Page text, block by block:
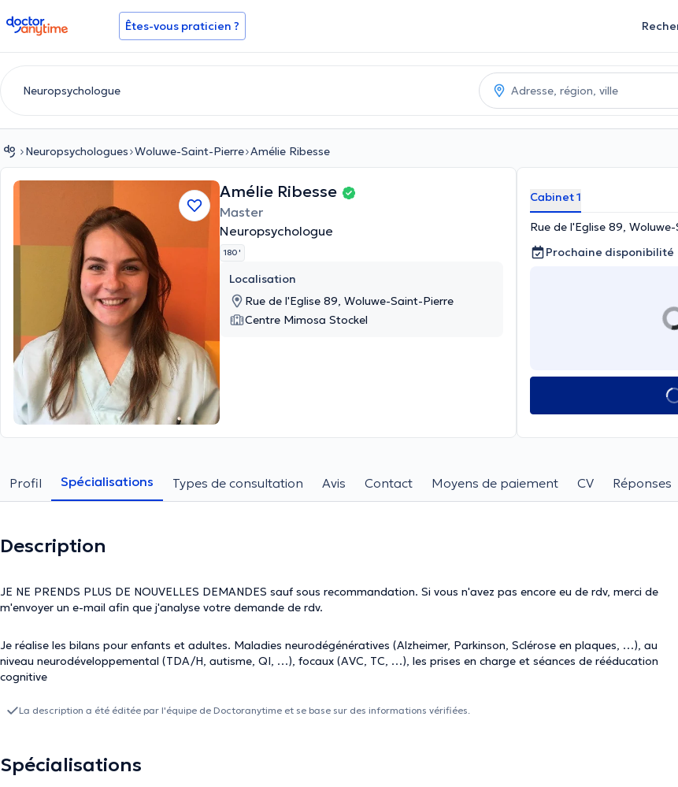
doctoranytime Êtes-vous praticien ?
Neuropsychologues Woluwe-Saint-Pierre Amélie Ribesse
Amélie Ribesse
Master
Neuropsychologue
180 '
Localisation
Rue de l'Eglise 89, Woluwe-Saint-Pierre
Centre Mimosa Stockel
Cabinet 1
Rue de l'Eglise 89,
Prochaine disponibilité
Profil Spécialisations Types de consultation Avis Contact Moyens de paiement CV Réponses
Description
JE NE PRENDS PLUS DE NOUVELLES DEMANDES sauf sous recommandation. Si vous n'avez pas encore eu de rdv, merci de
m'envoyer un e-mail afin que j'analyse votre demande de rdv.
Je réalise les bilans pour enfants et adultes. Maladies neurodégénératives (Alzheimer, Parkinson, Sclérose en plaques, …), au
niveau neurodéveloppemental (TDA/H, autisme, QI, …), focaux (AVC, TC, …), les prises en charge et séances de rééducation
cognitive
La description a été éditée par l'équipe de Doctoranytime et se base sur des informations vérifiées.
Spécialisations